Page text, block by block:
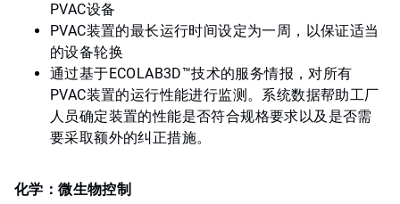
PVAC设备
PVAC装置的最长运行时间设定为一周，以保证适当
的设备轮换
通过基于ECOLAB3D™技术的服务情报，对所有
PVAC装置的运行性能进行监测。系统数据帮助工厂
人员确定装置的性能是否符合规格要求以及是否需
要采取额外的纠正措施。
化学：微生物控制